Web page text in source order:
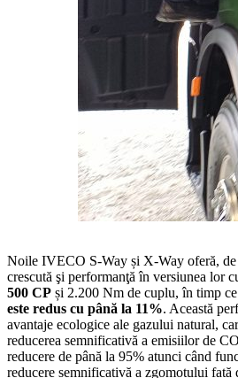
Noile IVECO S-Way și X-Way oferă, de
crescută şi performanţă în versiunea lor
500 CP și 2.200 Nm de cuplu, în timp ce
este redus cu până la 11%. Această
avantaje ecologice ale gazului natural,
reducerea semnificativă a emisiilor de
reducere de până la 95% atunci când
reducere semnificativă a zgomotului față